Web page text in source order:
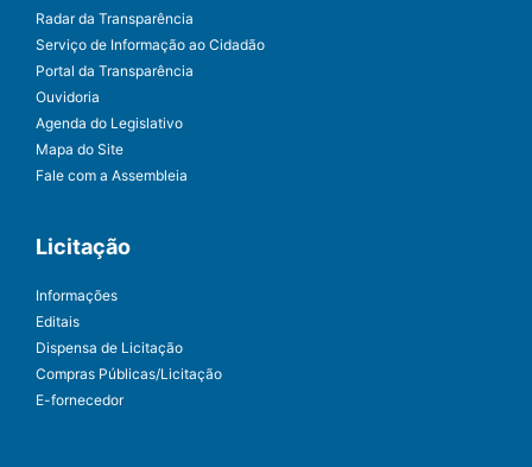
Radar da Transparência
Serviço de Informação ao Cidadão
Portal da Transparência
Ouvidoria
Agenda do Legislativo
Mapa do Site
Fale com a Assembleia
Licitação
Informações
Editais
Dispensa de Licitação
Compras Públicas/Licitação
E-fornecedor